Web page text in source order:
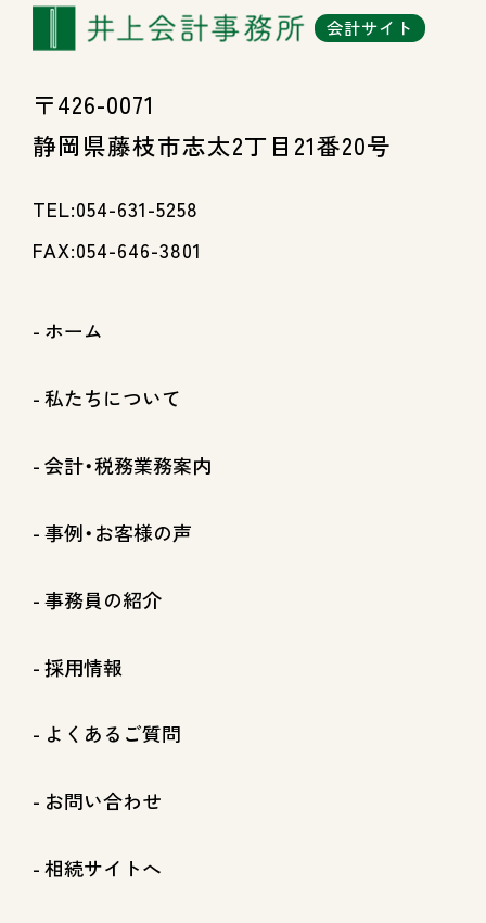
会計サイト
〒426-0071
静岡県藤枝市志太2丁目21番20号
TEL:054-631-5258
FAX:054-646-3801
ホーム
私たちについて
会計・税務業務案内
事例・お客様の声
事務員の紹介
採用情報
よくあるご質問
お問い合わせ
相続サイトへ